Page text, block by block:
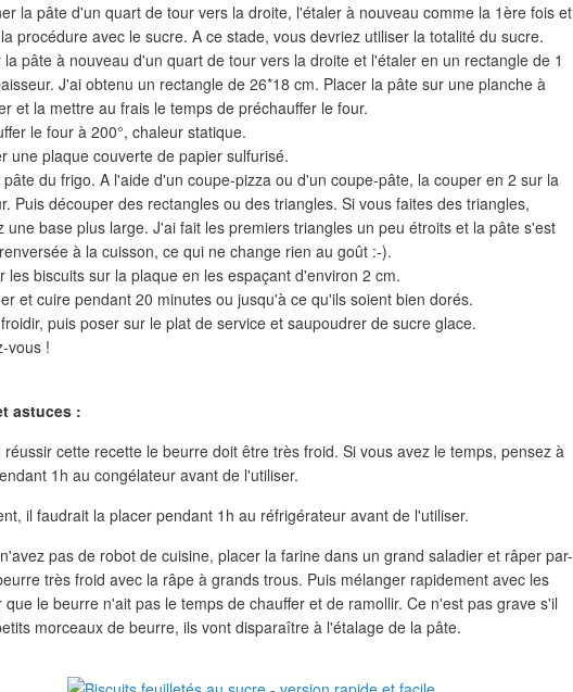
la pâte d'un quart de tour vers la droite, l'étaler à nouveau comme la 1ère fois et
procédure avec le sucre. A ce stade, vous devriez utiliser la totalité du sucre.
la pâte à nouveau d'un quart de tour vers la droite et l'étaler en un rectangle de 1
J'ai obtenu un rectangle de 26*18 cm. Placer la pâte sur une planche à
et la mettre au frais le temps de préchauffer le four.
le four à 200°, chaleur statique.
une plaque couverte de papier sulfurisé.
pâte du frigo. A l'aide d'un coupe-pizza ou d'un coupe-pâte, la couper en 2 sur la
Puis découper des rectangles ou des triangles. Si vous faites des triangles,
une base plus large. J'ai fait les premiers triangles un peu étroits et la pâte s'est
à la cuisson, ce qui ne change rien au goût :-).
les biscuits sur la plaque en les espaçant d'environ 2 cm.
et cuire pendant 20 minutes ou jusqu'à ce qu'ils soient bien dorés.
puis poser sur le plat de service et saupoudrer de sucre glace.
vous !
astuces :
réussir cette recette le beurre doit être très froid. Si vous avez le temps, pensez à
1h au congélateur avant de l'utiliser.
il faudrait la placer pendant 1h au réfrigérateur avant de l'utiliser.
pas de robot de cuisine, placer la farine dans un grand saladier et râper par-
très froid avec la râpe à grands trous. Puis mélanger rapidement avec les
que le beurre n'ait pas le temps de chauffer et de ramollir. Ce n'est pas grave s'il
morceaux de beurre, ils vont disparaître à l'étalage de la pâte.